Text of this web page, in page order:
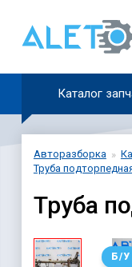
Каталог
Авторазборка
Труба
Труба
Б/У